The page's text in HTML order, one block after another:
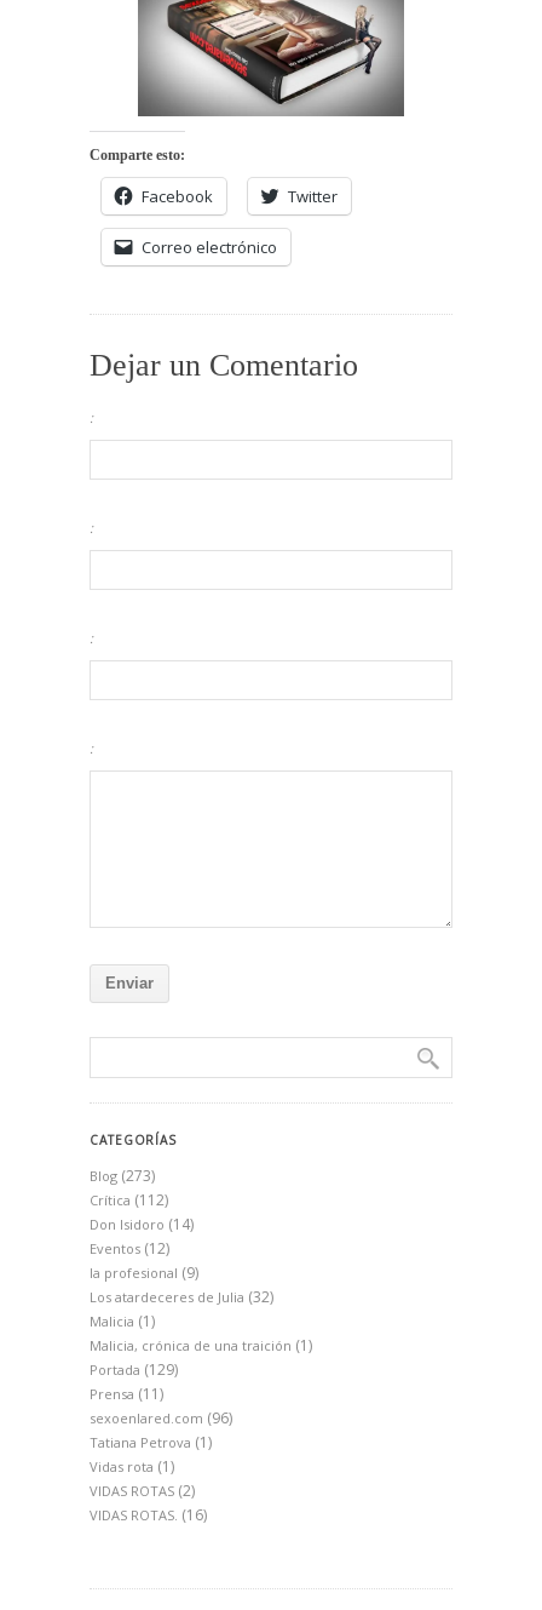
Comparte esto:
Facebook Twitter
Correo electrónico
Dejar un Comentario
:
:
:
:
CATEGORÍAS
Blog (273)
Crítica (112)
Don Isidoro (14)
Eventos (12)
la profesional (9)
Los atardeceres de Julia (32)
Malicia (1)
Malicia, crónica de una traición (1)
Portada (129)
Prensa (11)
sexoenlared.com (96)
Tatiana Petrova (1)
Vidas rota (1)
VIDAS ROTAS (2)
VIDAS ROTAS. (16)